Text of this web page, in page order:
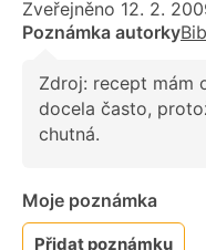
Zveřejněno 12. 2.
Poznámka autorky
Zdroj: recept mám
docela často,
chutná.
Moje poznámka
Přidat poznámku